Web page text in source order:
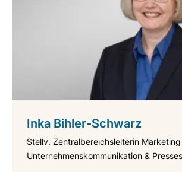
Inka Bihler-Schwarz
Stellv. Zentralbereichsleiterin
Unternehmenskommunikation &